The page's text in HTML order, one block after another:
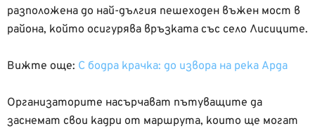
разположена до най-дългия пешеходен въжен мост в
района, който осигурява връзката със село Лисиците.
Вижте още: С бодра крачка: до извора на река Арда
Организаторите насърчават пътуващите да
заснемат свои кадри от маршрута, които ще могат